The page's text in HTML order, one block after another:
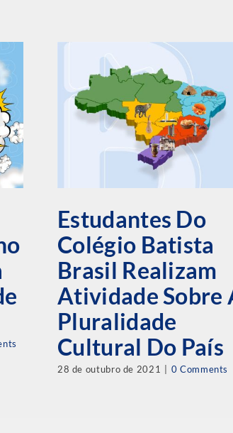
Estudantes Do
Colégio Batista
Brasil Realizam
Atividade Sobre
Pluralidade
Cultural Do País
28 de outubro de 2021 0 Comments